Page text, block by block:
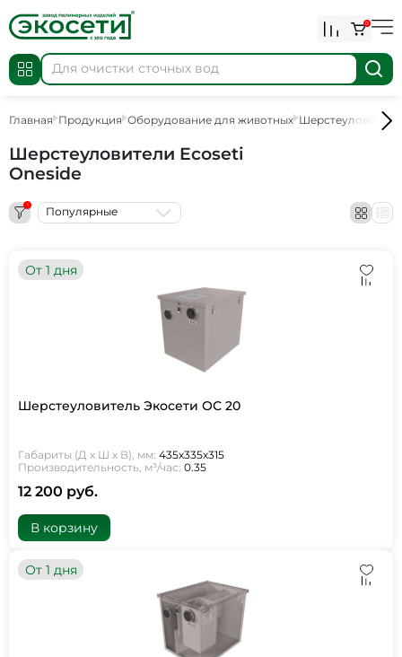
0
Главная Продукция Оборудование для животных Шерстеуловитель
Шерстеуловители Ecoseti
Oneside
1 Популярные
От 1 дня
Шерстеуловитель Экосети ОС 20
Габариты (Д х Ш х В), мм: 435х335х315
Производительность, м³/час: 0.35
12 200 руб.
В корзину
От 1 дня